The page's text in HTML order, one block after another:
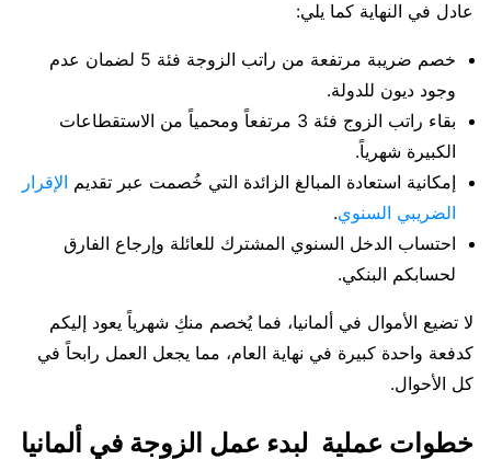
عادل في النهاية كما يلي:
خصم ضريبة مرتفعة من راتب الزوجة فئة 5 لضمان عدم
وجود ديون للدولة.
بقاء راتب الزوج فئة 3 مرتفعاً ومحمياً من الاستقطاعات
الكبيرة شهرياً.
إمكانية استعادة المبالغ الزائدة التي خُصمت عبر تقديم الإقرار
الضريبي السنوي.
احتساب الدخل السنوي المشترك للعائلة وإرجاع الفارق
لحسابكم البنكي.
لا تضيع الأموال في ألمانيا، فما يُخصم منكِ شهرياً يعود إليكم
كدفعة واحدة كبيرة في نهاية العام، مما يجعل العمل رابحاً في
كل الأحوال.
خطوات عملية لبدء عمل الزوجة في ألمانيا